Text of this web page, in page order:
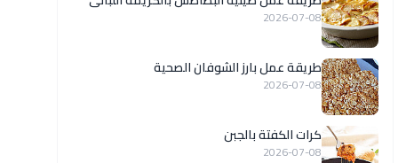
2026-07-08
طريقة عمل بارز الشوفان الصحية
2026-07-08
كرات الكفتة بالجبن
2026-07-08